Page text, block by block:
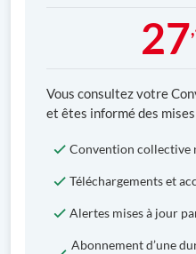
27
Vous consultez votre
et êtes informé des
Convention collective
Téléchargements et
Alertes mises à jour
Abonnement d’une